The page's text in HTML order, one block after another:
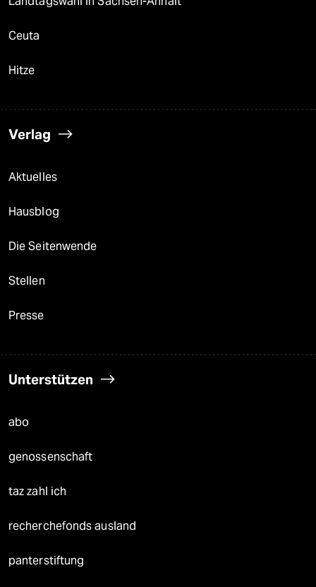
Ceuta
Hitze
Verlag
Aktuelles
Hausblog
Die Seitenwende
Stellen
Presse
Unterstützen
abo
genossenschaft
taz zahl ich
recherchefonds ausland
panterstiftung